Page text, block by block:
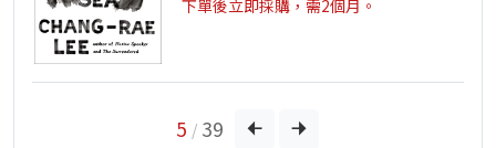
下單後立即採購，需2個月。
5 / 39